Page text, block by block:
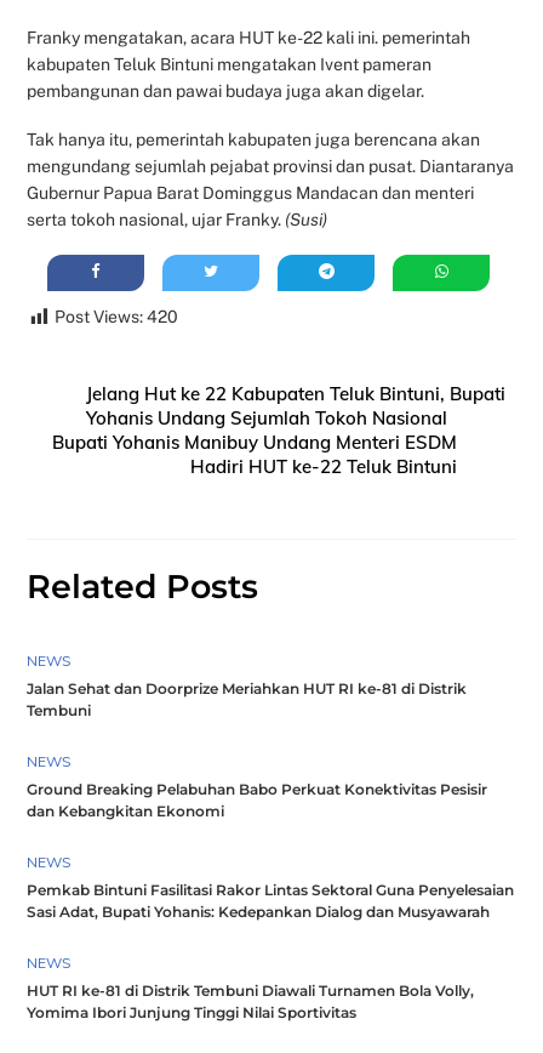
Franky mengatakan, acara HUT ke-22 kali ini. pemerintah
kabupaten Teluk Bintuni mengatakan Ivent pameran
pembangunan dan pawai budaya juga akan digelar.
Tak hanya itu, pemerintah kabupaten juga berencana akan
mengundang sejumlah pejabat provinsi dan pusat. Diantaranya
Gubernur Papua Barat Dominggus Mandacan dan menteri
serta tokoh nasional, ujar Franky. (Susi)
Post Views: 420
Jelang Hut ke 22 Kabupaten Teluk Bintuni, Bupati
Yohanis Undang Sejumlah Tokoh Nasional
Bupati Yohanis Manibuy Undang Menteri ESDM
Hadiri HUT ke-22 Teluk Bintuni
Related Posts
NEWS
Jalan Sehat dan Doorprize Meriahkan HUT RI ke-81 di Distrik
Tembuni
NEWS
Ground Breaking Pelabuhan Babo Perkuat Konektivitas Pesisir
dan Kebangkitan Ekonomi
NEWS
Pemkab Bintuni Fasilitasi Rakor Lintas Sektoral Guna Penyelesaian
Sasi Adat, Bupati Yohanis: Kedepankan Dialog dan Musyawarah
NEWS
HUT RI ke-81 di Distrik Tembuni Diawali Turnamen Bola Volly,
Yomima Ibori Junjung Tinggi Nilai Sportivitas